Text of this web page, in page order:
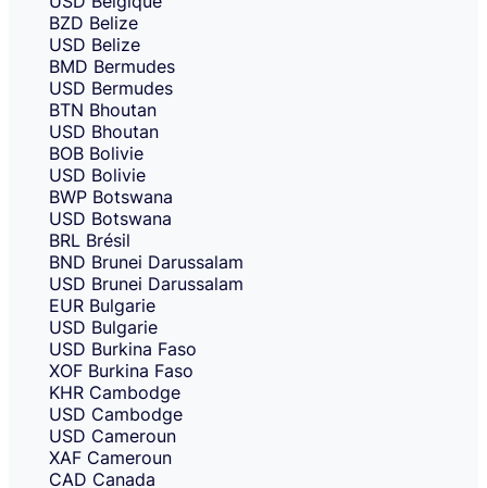
BZD Belize
USD Belize
BMD Bermudes
USD Bermudes
BTN Bhoutan
USD Bhoutan
BOB Bolivie
USD Bolivie
BWP Botswana
USD Botswana
BRL Brésil
BND Brunei Darussalam
USD Brunei Darussalam
EUR Bulgarie
USD Bulgarie
USD Burkina Faso
XOF Burkina Faso
KHR Cambodge
USD Cambodge
USD Cameroun
XAF Cameroun
CAD Canada